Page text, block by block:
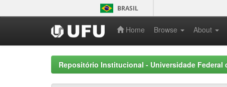
navigation
BRASIL
Home Browse About
Repositório Institucional - Universidade Federal